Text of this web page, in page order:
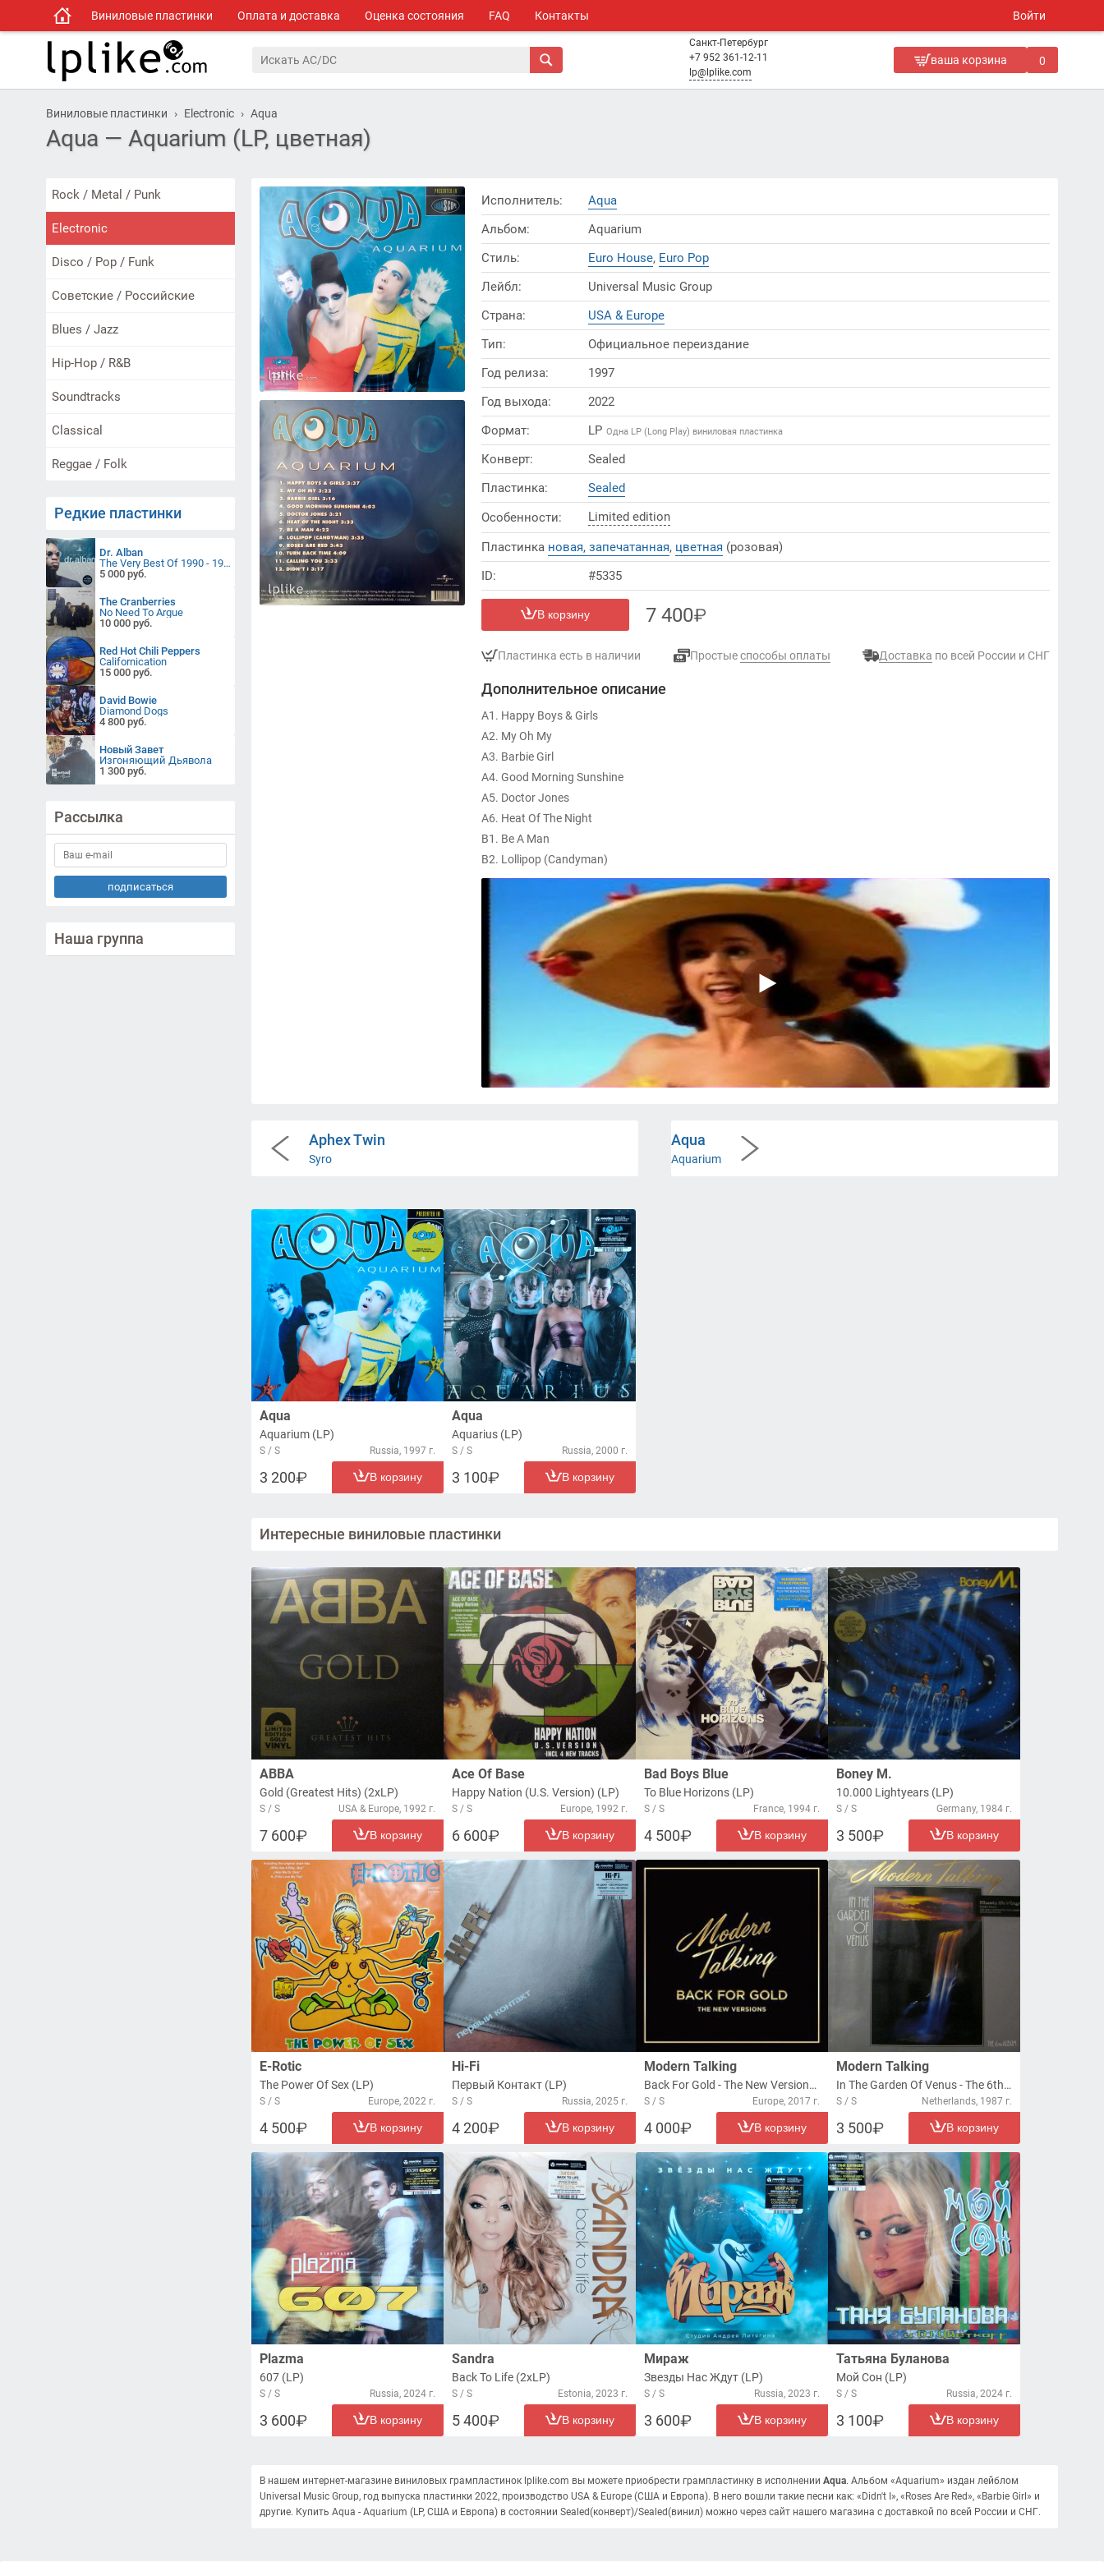
Виниловые пластинки Оплата и доставка Оценка состояния FAQ Контакты Войти
Санкт-Петербург
+7 952 361-12-11
lp@lplike.com
ваша корзина 0
Виниловые пластинки Electronic Aqua
Aqua — Aquarium (LP, цветная)
Rock / Metal / Punk
Electronic
Disco / Pop / Funk
Советские / Российские
Blues / Jazz
Hip-Hop / R&B
Soundtracks
Classical
Reggae / Folk
Редкие пластинки
Dr. Alban
The Very Best Of 1990 - 1997
5 000 руб.
The Cranberries
No Need To Argue
10 000 руб.
Red Hot Chili Peppers
Californication
15 000 руб.
David Bowie
Diamond Dogs
4 800 руб.
Новый Завет
Изгоняющий Дьявола
1 300 руб.
Рассылка
подписаться
Наша группа
Исполнитель:
Aqua
Альбом:
Aquarium
Стиль:
Euro House, Euro Pop
Лейбл:
Universal Music Group
Страна:
USA & Europe
Тип:
Официальное переиздание
Год релиза:
1997
Год выхода:
2022
Формат:
LP Одна LP (Long Play) виниловая пластинка
Конверт:
Sealed
Пластинка:
Sealed
Особенности:
Limited edition
Пластинка новая, запечатанная, цветная (розовая)
ID:
#5335
В корзину 7 400
Пластинка есть в наличии Простыеспособы оплаты Доставка по всей России и СНГ
Дополнительное описание
A1. Happy Boys & Girls
A2. My Oh My
A3. Barbie Girl
A4. Good Morning Sunshine
A5. Doctor Jones
A6. Heat Of The Night
B1. Be A Man
B2. Lollipop (Candyman)
B3. Roses Are Red
B5. Calling You
Aphex Twin
Syro
Aqua
Aquarium
Aqua
Aquarium (LP)
S / S Russia, 1997 г.
3 200 В корзину
Aqua
Aquarius (LP)
S / S Russia, 2000 г.
3 100 В корзину
Интересные виниловые пластинки
ABBA
Gold (Greatest Hits) (2xLP)
S / S USA & Europe, 1992 г.
7 600 В корзину
Ace Of Base
Happy Nation (U.S. Version) (LP)
S / S Europe, 1992 г.
6 600 В корзину
Bad Boys Blue
To Blue Horizons (LP)
S / S France, 1994 г.
4 500 В корзину
Boney M.
10.000 Lightyears (LP)
S / S Germany, 1984 г.
3 500 В корзину
E-Rotic
The Power Of Sex (LP)
S / S Europe, 2022 г.
4 500 В корзину
Hi-Fi
Первый Контакт (LP)
S / S Russia, 2025 г.
4 200 В корзину
Modern Talking
Back For Gold - The New Versions (LP)
S / S Europe, 2017 г.
4 000 В корзину
Modern Talking
In The Garden Of Venus - The 6th Album (LP)
S / S Netherlands, 1987 г.
3 500 В корзину
Plazma
607 (LP)
S / S Russia, 2024 г.
3 600 В корзину
Sandra
Back To Life (2xLP)
S / S Estonia, 2023 г.
5 400 В корзину
Мираж
Звезды Нас Ждут (LP)
S / S Russia, 2023 г.
3 600 В корзину
Татьяна Буланова
Мой Сон (LP)
S / S Russia, 2024 г.
3 100 В корзину
В нашем интернет-магазине виниловых грампластинок lplike.com вы можете приобрести грампластинку в исполнении Aqua. Альбом «Aquarium» издан лейблом
Universal Music Group, год выпуска пластинки 2022, производство USA & Europe (США и Европа). В него вошли такие песни как: «Didn't I», «Roses Are Red», «Barbie Girl» и
другие. Купить Aqua - Aquarium (LP, США и Европа) в состоянии Sealed(конверт)/Sealed(винил) можно через сайт нашего магазина с доставкой по всей России и СНГ.